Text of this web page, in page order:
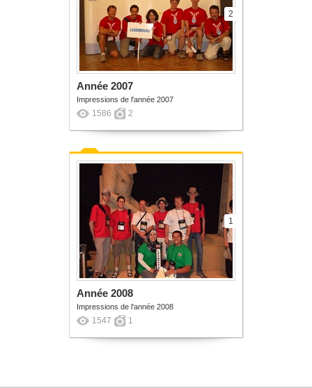
2
Année 2007
Impressions de l'année 2007
1586 2
1
Année 2008
Impressions de l'année 2008
1547 1